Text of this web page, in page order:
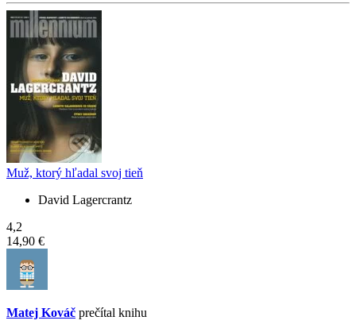
Muž, ktorý hľadal svoj tieň
David Lagercrantz
4,2
14,90 €
Matej Kováč prečítal knihu